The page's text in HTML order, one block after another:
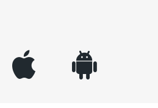
appleinc android